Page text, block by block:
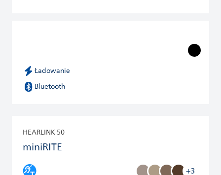
Ładowanie
Bluetooth
HEARLINK 50
miniRITE
+3